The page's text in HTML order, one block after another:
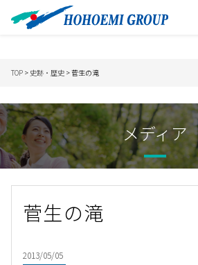
TOP > 史跡・歴史 > 菅生の滝
メディア
菅生の滝
2013/05/05